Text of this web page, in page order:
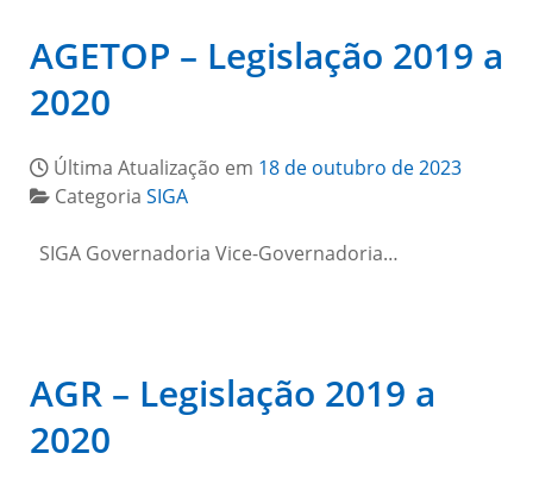
AGETOP – Legislação 2019 a
2020
Última Atualização em 18 de outubro de 2023
Categoria SIGA
SIGA Governadoria Vice-Governadoria…
AGR – Legislação 2019 a
2020